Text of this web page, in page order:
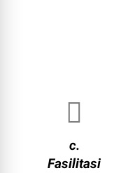
c.
Fasilitasi